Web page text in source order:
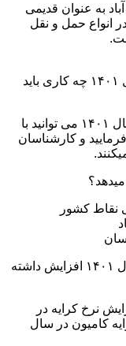
به عنوان قدیمی
از ۷۵ سال سابقه در انواع حمل و نقل
برای اطلاع از نرخ کرایه وانت نیسان در سال ۱۴۰۱ چه کاری باید
برای اطلاع از نرخ کرایه وانت و نیسان در سال ۱۴۰۱ می توانید با
تماس حاصل فرمایید و کارشناسان
نقاط کشور
آیا نرخ حمل بار و کرایه وانت و نیسان در سال ۱۴۰۱ افزایش داشته
نرخ کرایه در
کامیون در سال